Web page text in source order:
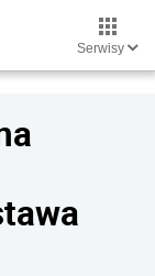
Serwisy